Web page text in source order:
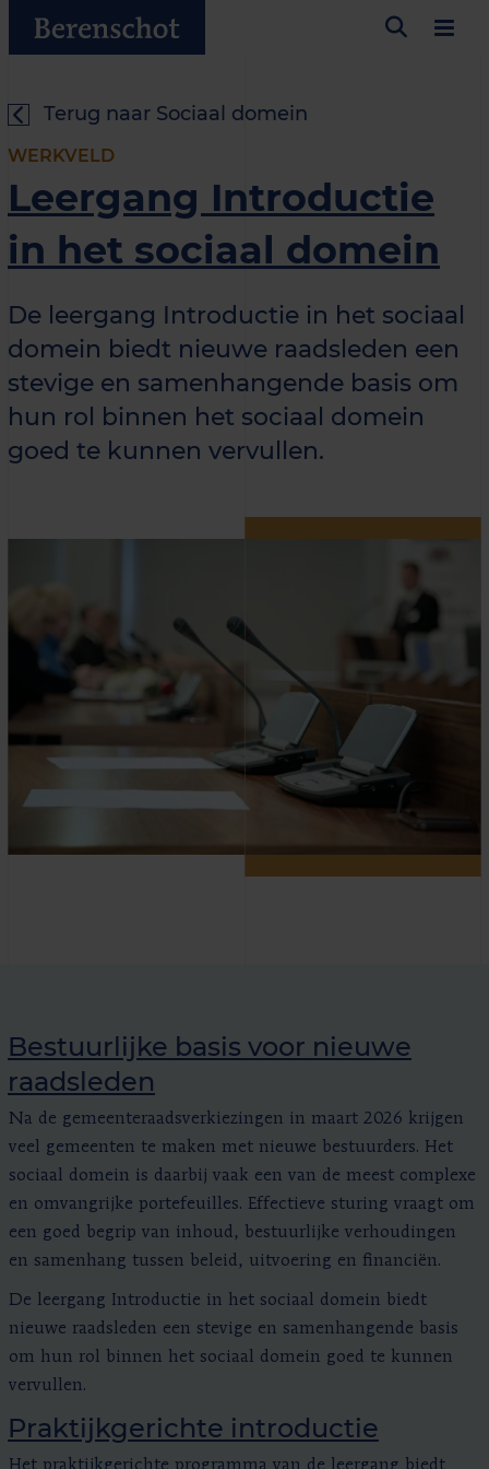
Terug naar Sociaal domein
WERKVELD
Leergang Introductie
in het sociaal domein
De leergang Introductie in het sociaal
domein biedt nieuwe raadsleden een
stevige en samenhangende basis om
hun rol binnen het sociaal domein
goed te kunnen vervullen.
Bestuurlijke basis voor nieuwe
raadsleden
Na de gemeenteraadsverkiezingen in maart 2026 krijgen
veel gemeenten te maken met nieuwe bestuurders. Het
sociaal domein is daarbij vaak een van de meest complexe
en omvangrijke portefeuilles. Effectieve sturing vraagt om
een goed begrip van inhoud, bestuurlijke verhoudingen
en samenhang tussen beleid, uitvoering en financiën.
De leergang Introductie in het sociaal domein biedt
nieuwe raadsleden een stevige en samenhangende basis
om hun rol binnen het sociaal domein goed te kunnen
vervullen.
Praktijkgerichte introductie